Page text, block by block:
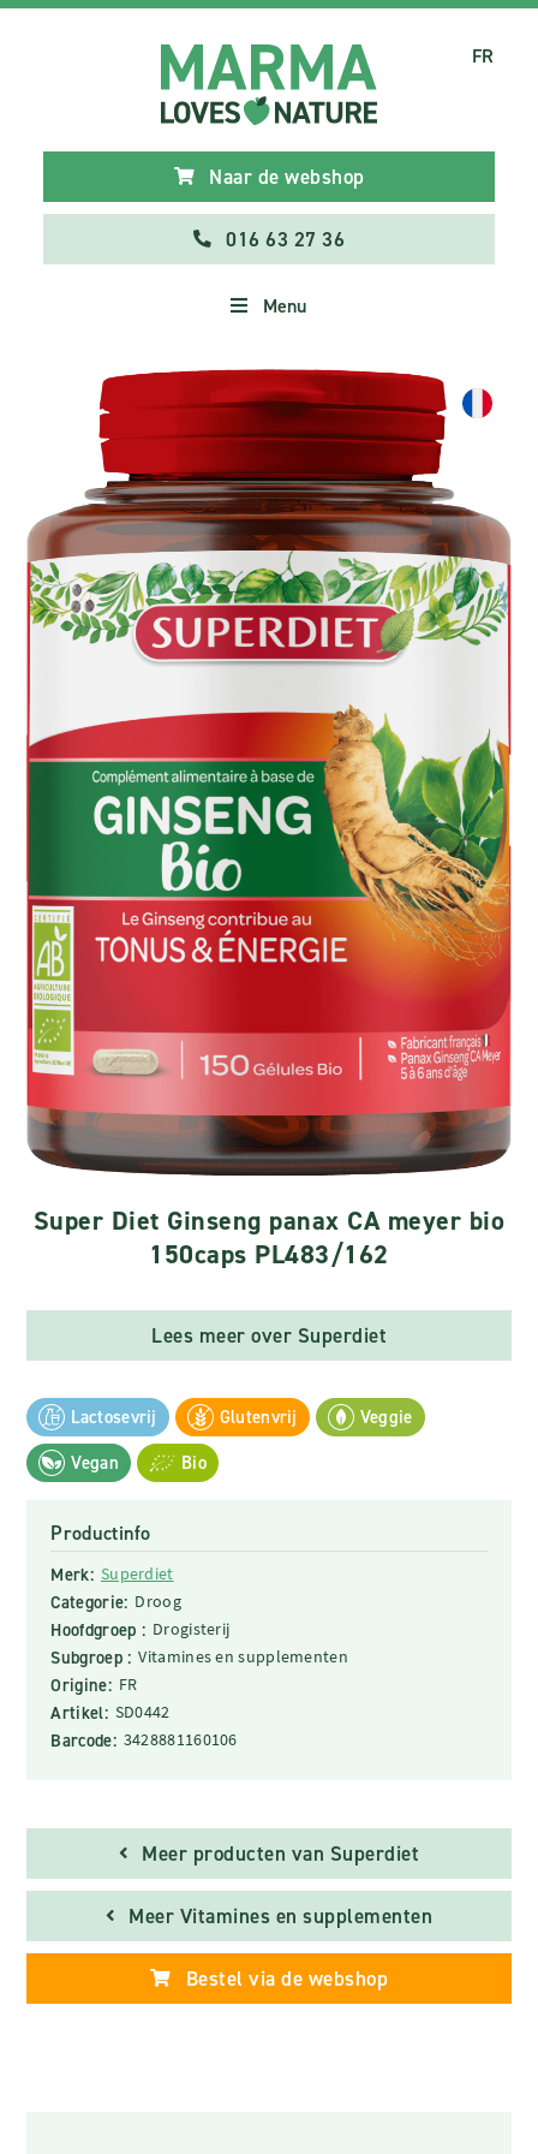
Naar de webshop
016 63 27 36
Menu
FR
Super Diet Ginseng panax CA meyer bio
150caps PL483/162
Lees meer over Superdiet
Lactosevrij Glutenvrij
Veggie
Vegan
Bio
Productinfo
Merk: Superdiet
Categorie: Droog
Hoofdgroep : Drogisterij
Subgroep : Vitamines en supplementen
Origine: FR
Artikel: SD0442
Barcode: 3428881160106
Meer producten van Superdiet
Meer Vitamines en supplementen
Bestel via de webshop